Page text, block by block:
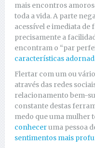
mais encontros
toda a vida. A parte
acessível e imediata de
precisamente a
encontram o “par
características
Flertar com um ou
através das redes
relacionamento bem-
constante destas
medo que uma mulher
conheceruma pessoa
sentimentos mais